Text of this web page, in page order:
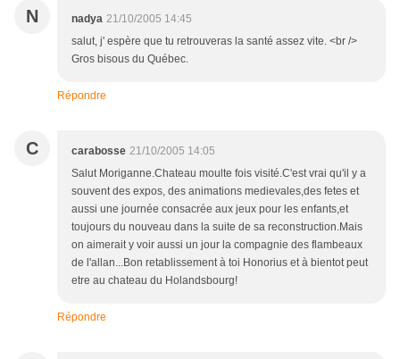
N nadya 21/10/2005 14:45
salut, j' espère que tu retrouveras la santé assez vite. <br />
Gros bisous du Québec.
Répondre
C carabosse 21/10/2005 14:05
Salut Moriganne.Chateau moulte fois visité.C'est vrai qu'il y a
souvent des expos, des animations medievales,des fetes et
aussi une journée consacrée aux jeux pour les enfants,et
toujours du nouveau dans la suite de sa reconstruction.Mais
on aimerait y voir aussi un jour la compagnie des flambeaux
de l'allan...Bon retablissement à toi Honorius et à bientot peut
etre au chateau du Holandsbourg!
Répondre